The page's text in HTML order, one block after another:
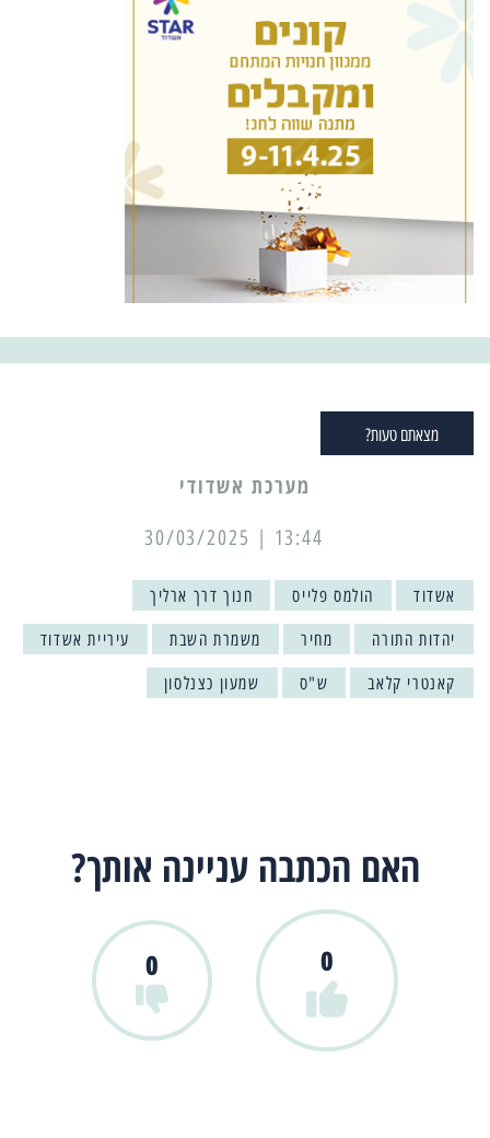
מצאתם טעות?
מערכת אשדודי
13:44 | 30/03/2025
אשדוד הולמס פלייס חנוך דרך ארליך
יהדות התורה מחיר משמרת השבת עיריית אשדוד
קאנטרי קלאב ש"ס שמעון כצנלסון
האם הכתבה עניינה אותך?
0
0